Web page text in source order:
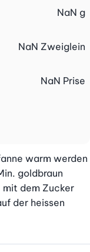
NaN g
NaN Zweiglein
NaN Prise
warm werden
goldbraun
dem Zucker
der heissen